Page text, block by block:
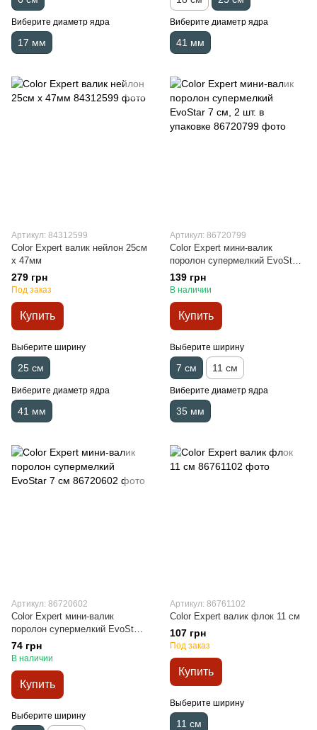
Виберите диаметр ядра
17 мм
Виберите диаметр ядра
41 мм
Артикул: 84312599
Color Expert валик нейлон 25см
x 47мм
279 грн
Под заказ
Купить
Выберите ширину
25 см
Виберите диаметр ядра
41 мм
Артикул: 86720799
Color Expert мини-валик
поролон супермелкий EvoStar
7 см, 2 шт. в упаковке
139 грн
В наличии
Купить
Выберите ширину
7 см 11 см
Виберите диаметр ядра
35 мм
Артикул: 86720602
Color Expert мини-валик
поролон супермелкий EvoStar
7 см
74 грн
В наличии
Купить
Выберите ширину
Артикул: 86761102
Color Expert валик флок 11 см
107 грн
Под заказ
Купить
Выберите ширину
11 см